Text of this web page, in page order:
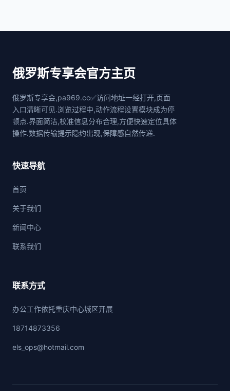
俄罗斯专享会官方主页
俄罗斯专享会,pa969.cc✅访问地址一经打开,页面
入口清晰可见.浏览过程中,动作流程设置模块成为停
顿点.界面简洁,校准信息分布合理,方便快速定位具体
操作.数据传输提示隐约出现,保障感自然传递.
快速导航
首页
关于我们
新闻中心
联系我们
联系方式
办公工作依托重庆中心城区开展
18714873356
els_ops@hotmail.com